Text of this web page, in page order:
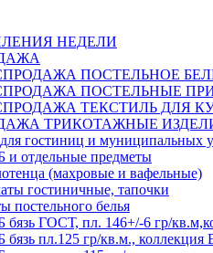
НЕДЕЛИ
ПОСТЕЛЬНОЕ
ПОСТЕЛЬНЫЕ
ТЕКСТИЛЬ ДЛЯ
ТРИКОТАЖНЫЕ
гостиниц и муниципальных
и отдельные предметы
(махровые и вафельные)
гостиничные, тапочки
постельного белья
бязь ГОСТ, пл. 146+/-6 гр/
пл.125 гр/кв.м., коллекция